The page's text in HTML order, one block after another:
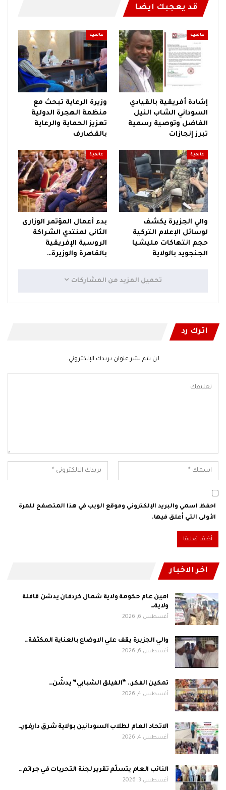
قد يعجبك ايضا
عالمية
إشادة أفريقية بالقيادي
السوداني الشاب النيل
الفاضل وتوصية رسمية
تبرز إنجازات
عالمية
وزيرة الرعاية تبحث مع
منظمة الهجرة الدولية
تعزيز الحماية والرعاية
بالقضارف
عالمية
والي الجزيرة يكشف
لوسائل الإعلام التركية
حجم انتهاكات مليشيا
الجنجويد بالولاية
عالمية
بدء أعمال المؤتمر الوزارى
الثانى لمنتدي الشراكة
الروسية الإفريقية
بالقاهرة والوزيرة…
تحميل المزيد من المشاركات
اترك رد
لن يتم نشر عنوان بريدك الإلكتروني.
احفظ اسمي والبريد الإلكتروني وموقع الويب في هذا المتصفح للمرة
الأولى التي أعلق فيها.
اخر الاخبار
امين عام حكومة ولاية شمال كردفان يدشن قافلة
ولاية…
أغسطس 6, 2026
والي الجزيرة يقف علي الاوضاع بالعناية المكثفة…
أغسطس 6, 2026
تمكين الفكر.. “الفيلق الشبابي” يدشّن…
أغسطس 4, 2026
الاتحاد العام لطلاب السودانين بولاية شرق دارفور…
أغسطس 4, 2026
النائب العام يتسلّم تقرير لجنة التحريات في جرائم…
أغسطس 3, 2026